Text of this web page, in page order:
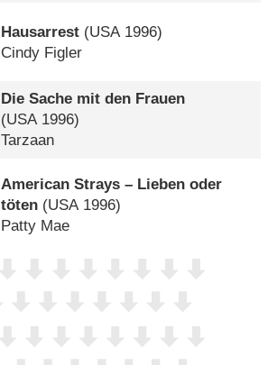
Hausarrest (USA 1996)
Cindy Figler
Die Sache mit den Frauen
(USA1996)
Tarzaan
American Strays – Lieben oder
töten (USA1996)
Patty Mae